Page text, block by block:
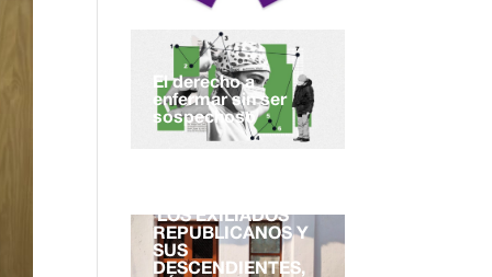
El derecho a
enfermar sin ser
sospechoso
LOS EXILIADOS
REPUBLICANOS Y
SUS
DESCENDIENTES,